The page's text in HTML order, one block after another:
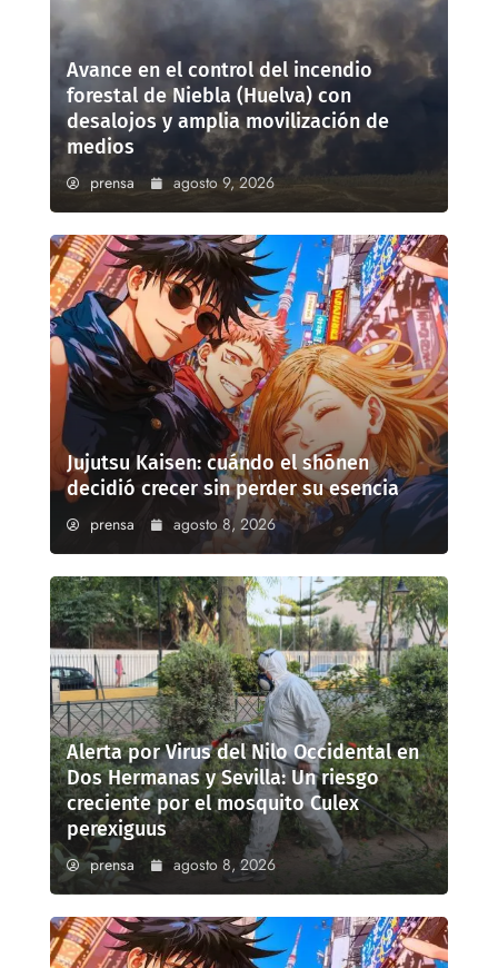
Avance en el control del incendio
forestal de Niebla (Huelva) con
desalojos y amplia movilización de
medios
prensa agosto 9, 2026
Jujutsu Kaisen: cuándo el shōnen
decidió crecer sin perder su esencia
prensa agosto 8, 2026
Alerta por Virus del Nilo Occidental en
Dos Hermanas y Sevilla: Un riesgo
creciente por el mosquito Culex
perexiguus
prensa agosto 8, 2026